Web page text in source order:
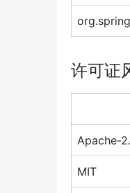
许可证
Apache-
MIT